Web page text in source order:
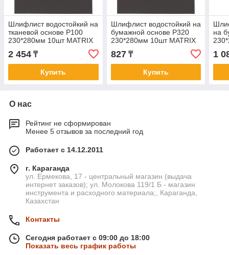
Шлифлист водостойкий на
тканевой основе P100
230*280мм 10шт MATRIX
2 454 ₸
Купить
Шлифлист водостойкий на
бумажной основе P320
230*280мм 10шт MATRIX
75616
827₸
Купить
на
1
О нас
Рейтинг не сформирован
Менее 5 отзывов за последний год
Работает с 14.12.2011
г. Караганда
ул. Ермекова, 17 - центральный магазин (выдача
интернет заказов); ул. Молокова 119/1 Б - магазин
инструмента и расходного материала;, Караганда,
Казахстан
Контакты
Сегодня работает с 09:00 до 18:00
Показать весь график работы